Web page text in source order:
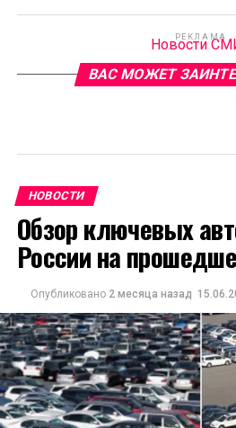
РЕКЛАМА
Новости
ВАС МОЖЕТ
НОВОСТИ
Обзор ключевых
России на
Опубликовано 2 месяца назад